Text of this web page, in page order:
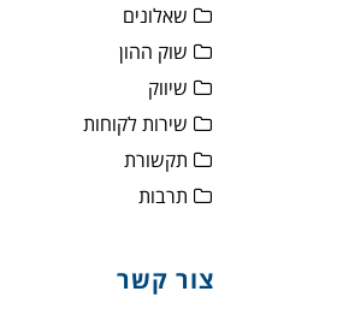
שאלונים
שוק ההון
שיווק
שירות לקוחות
תקשורת
תרבות
צור קשר